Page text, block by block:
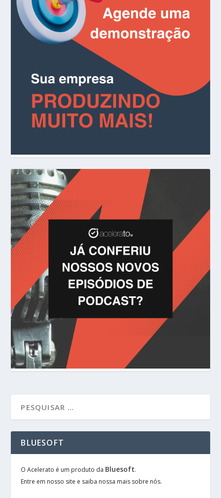
BLUESOFT
O Acelerato é um produto da Bluesoft.
Entre em nosso site e saiba nossa mais sobre nós.